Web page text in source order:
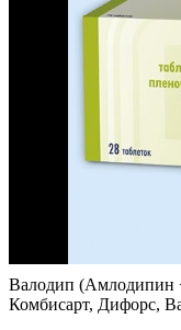
Валодип (Амлодипин
Комбисарт, Дифорс,